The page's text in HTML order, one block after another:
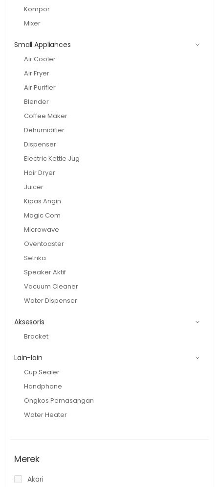
Kompor
Mixer
Small Appliances
Air Cooler
Air Fryer
Air Purifier
Blender
Coffee Maker
Dehumidifier
Dispenser
Electric Kettle Jug
Hair Dryer
Juicer
Kipas Angin
Magic Com
Microwave
Oventoaster
Setrika
Speaker Aktif
Vacuum Cleaner
Water Dispenser
Aksesoris
Bracket
Lain-lain
Cup Sealer
Handphone
Ongkos Pemasangan
Water Heater
Merek
Akari